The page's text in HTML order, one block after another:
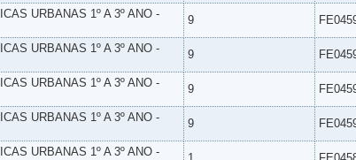
URBANAS 1º A 3º ANO -
9
URBANAS 1º A 3º ANO -
9
URBANAS 1º A 3º ANO -
9
URBANAS 1º A 3º ANO -
9
URBANAS 1º A 3º ANO -